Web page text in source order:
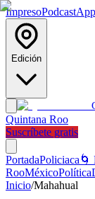
ImpresoPodcastApp
Edición
Quintana Roo
Suscríbete gratis
PortadaPoliciaca 🌀
RooMéxicoPolítica
Inicio/Mahahual